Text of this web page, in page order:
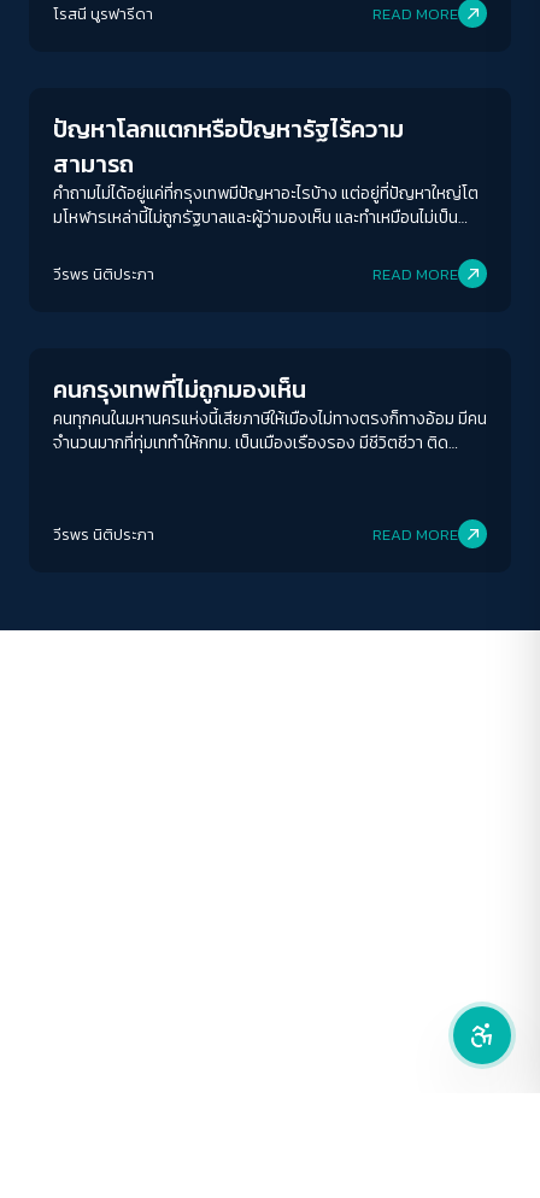
โรสนี นูรฟารีดา READ MORE
ปัญหาโลกแตกหรือปัญหารัฐไร้ความ
สามารถ
คำถามไม่ได้อยู่แค่ที่กรุงเทพมีปัญหาอะไรบ้าง แต่อยู่ที่ปัญหาใหญ่โต
มโหฬารเหล่านี้ไม่ถูกรัฐบาลและผู้ว่ามองเห็น และทำเหมือนไม่เป็น
วีรพร นิติประภา READ MORE
คนกรุงเทพที่ไม่ถูกมองเห็น
คนทุกคนในมหานครแห่งนี้เสียภาษีให้เมืองไม่ทางตรงก็ทางอ้อม มีคน
จำนวนมากที่ทุ่มเททำให้กทม. เป็นเมืองเรืองรอง มีชีวิตชีวา ติด
วีรพร นิติประภา READ MORE
ระยะห่างข้อความ
ปกติ มาก มากที่สุด
Deutan Tritan